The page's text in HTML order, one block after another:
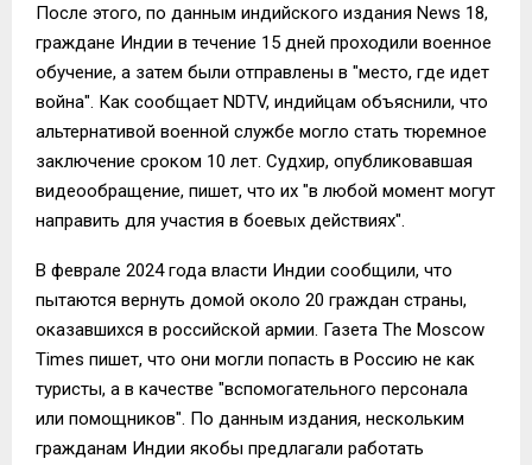
После этого, по данным индийского издания News 18,
граждане Индии в течение 15 дней проходили военное
обучение, а затем были отправлены в "место, где идет
война". Как сообщает NDTV, индийцам объяснили, что
альтернативой военной службе могло стать тюремное
заключение сроком 10 лет. Судхир, опубликовавшая
видеообращение, пишет, что их "в любой момент могут
направить для участия в боевых действиях".
В феврале 2024 года власти Индии сообщили, что
пытаются вернуть домой около 20 граждан страны,
оказавшихся в российской армии. Газета The Moscow
Times пишет, что они могли попасть в Россию не как
туристы, а в качестве "вспомогательного персонала
или помощников". По данным издания, нескольким
гражданам Индии якобы предлагали работать